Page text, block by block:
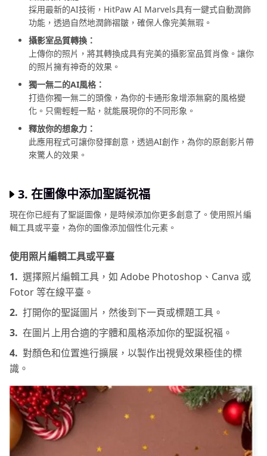
採用最新的AI技術，HitPaw AI Marvеls具有一鍵式自動潤飾
功能，透過自然地潤飾褶皺，確保人像完美無瑕。
攝影室品質轉換：
上傳你的照片，將其轉換成具有完美的攝影室品質肖像。讓你
的照片擁有神奇的效果。
獨一無二的AI風格：
打造你獨一無二的頭像，為你的卡通形象增添無窮的風格變
化。只需輕輕一點，就能展現你的不同形象。
釋放你的想象力：
此應用程式可讓你發揮創意，透過AI創作，為你的原創影片帶
來驚人的效果。
3. 在圖像中添加聖誕祝福
現在你已經有了聖誕圖像，是時候添加你更多創意了。使用照片編
輯工具或平臺，為你的圖像添加個性化元素。
使用照片編輯工具或平臺
1. 選擇照片編輯工具，如 Adobе Photoshop、Canva 或
Fotor 等在線平臺。
2. 打開你的聖誕圖片，然後到下一頁或標題工具。
3. 在圖片上用合適的字體和風格添加你的聖誕祝福。
4. 對顏色和位置進行擴展，以製作出視覺效果極佳的標
識。